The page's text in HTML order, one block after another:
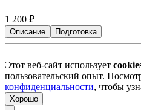
1 200 ₽
Описание Подготовка
Этот веб-сайт использует
пользовательский опыт.
конфиденциальности, чтобы
Хорошо